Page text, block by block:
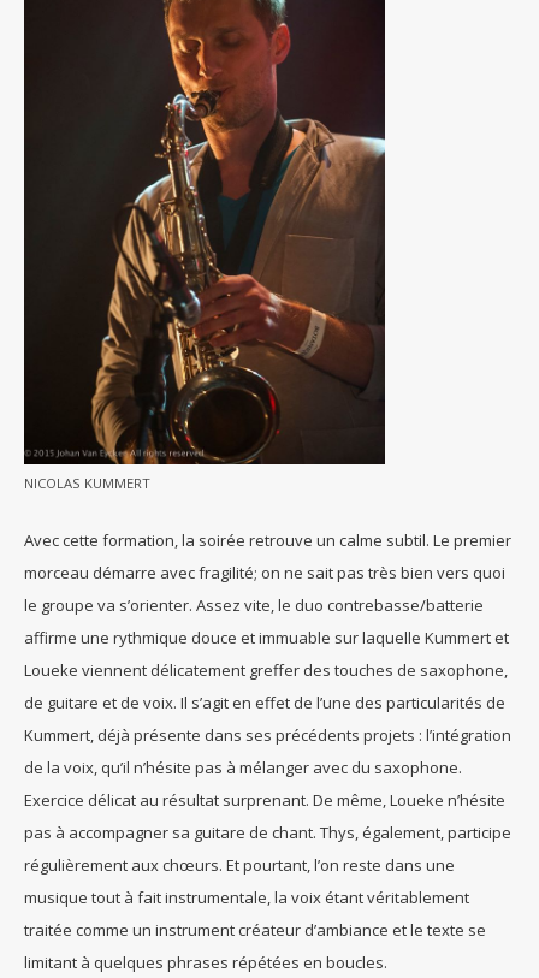
NICOLAS KUMMERT
Avec cette formation, la soirée retrouve un calme subtil. Le premier
morceau démarre avec fragilité; on ne sait pas très bien vers quoi
le groupe va s’orienter. Assez vite, le duo contrebasse/batterie
affirme une rythmique douce et immuable sur laquelle Kummert et
Loueke viennent délicatement greffer des touches de saxophone,
de guitare et de voix. Il s’agit en effet de l’une des particularités de
Kummert, déjà présente dans ses précédents projets : l’intégration
de la voix, qu’il n’hésite pas à mélanger avec du saxophone.
Exercice délicat au résultat surprenant. De même, Loueke n’hésite
pas à accompagner sa guitare de chant. Thys, également, participe
régulièrement aux chœurs. Et pourtant, l’on reste dans une
musique tout à fait instrumentale, la voix étant véritablement
traitée comme un instrument créateur d’ambiance et le texte se
limitant à quelques phrases répétées en boucles.